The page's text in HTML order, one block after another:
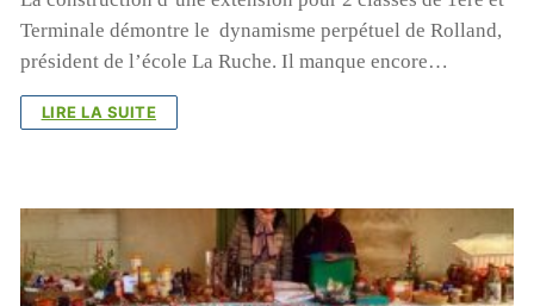
Terminale démontre le dynamisme perpétuel de Rolland,
président de l’école La Ruche. Il manque encore…
LIRE LA SUITE